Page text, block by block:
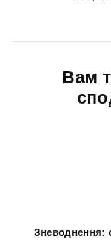
Вам
Зневоднення: